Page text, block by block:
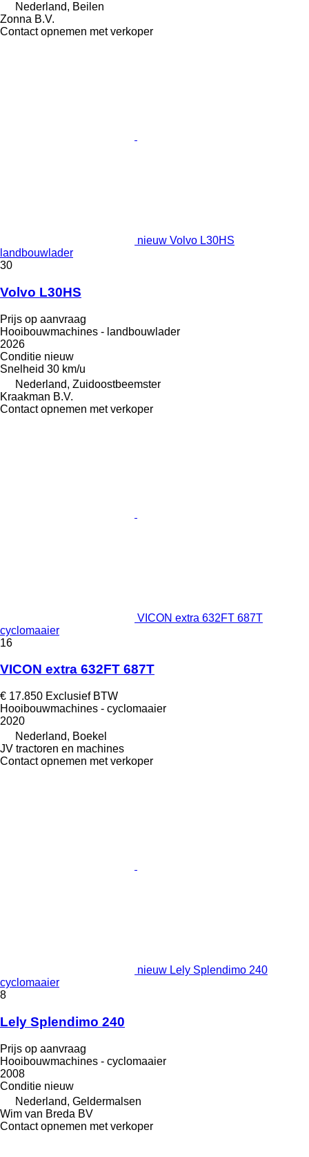
Nederland, Beilen
Zonna B.V.
Contact opnemen met verkoper
nieuw Volvo L30HS
landbouwlader
30
Volvo L30HS
Prijs op aanvraag
Hooibouwmachines - landbouwlader
2026
Conditie nieuw
Snelheid 30 km/u
Nederland, Zuidoostbeemster
Kraakman B.V.
Contact opnemen met verkoper
VICON extra 632FT 687T
cyclomaaier
16
VICON extra 632FT 687T
€ 17.850 Exclusief BTW
Hooibouwmachines - cyclomaaier
2020
Nederland, Boekel
JV tractoren en machines
Contact opnemen met verkoper
nieuw Lely Splendimo 240
cyclomaaier
8
Lely Splendimo 240
Prijs op aanvraag
Hooibouwmachines - cyclomaaier
2008
Conditie nieuw
Nederland, Geldermalsen
Wim van Breda BV
Contact opnemen met verkoper